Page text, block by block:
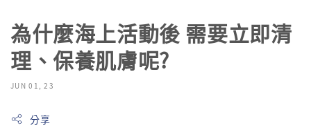
為什麼海上活動後 需要立即清
理、保養肌膚呢?
JUN 01, 23
分享